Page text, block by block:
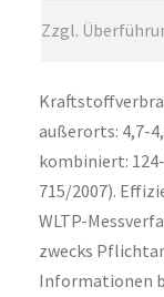
Zzgl.
außerorts: 4,7-
kombiniert:
715/2007).
WLTP-
zwecks
Informationen